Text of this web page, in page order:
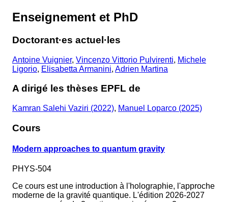
Enseignement et PhD
Doctorant·es actuel·les
Antoine Vuignier, Vincenzo Vittorio Pulvirenti, Michele
Ligorio, Elisabetta Armanini, Adrien Martina
A dirigé les thèses EPFL de
Kamran Salehi Vaziri (2022), Manuel Loparco (2025)
Cours
Modern approaches to quantum gravity
PHYS-504
Ce cours est une introduction à l'holographie, l'approche
moderne de la gravité quantique. L'édition 2026-2027